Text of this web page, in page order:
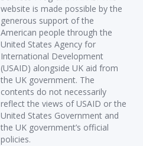
website is made possible by the
generous support of the
American people through the
United States Agency for
International Development
(USAID) alongside UK aid from
the UK government. The
contents do not necessarily
reflect the views of USAID or the
United States Government and
the UK government’s official
policies.